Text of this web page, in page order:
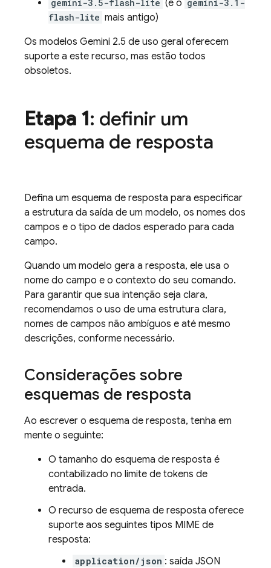
gemini-3.5-flash-lite (e o gemini-3.1-
flash-lite mais antigo)
Os modelos Gemini 2.5 de uso geral oferecem
suporte a este recurso, mas estão todos
obsoletos.
Etapa 1: definir um
esquema de resposta
Defina um esquema de resposta para especificar
a estrutura da saída de um modelo, os nomes dos
campos e o tipo de dados esperado para cada
campo.
Quando um modelo gera a resposta, ele usa o
nome do campo e o contexto do seu comando.
Para garantir que sua intenção seja clara,
recomendamos o uso de uma estrutura clara,
nomes de campos não ambíguos e até mesmo
descrições, conforme necessário.
Considerações sobre
esquemas de resposta
Ao escrever o esquema de resposta, tenha em
mente o seguinte:
O tamanho do esquema de resposta é
contabilizado no limite de tokens de
entrada.
O recurso de esquema de resposta oferece
suporte aos seguintes tipos MIME de
resposta:
application/json : saída JSON